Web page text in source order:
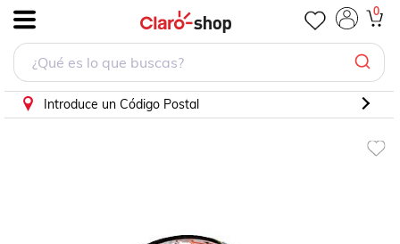
0
Introduce un Código Postal